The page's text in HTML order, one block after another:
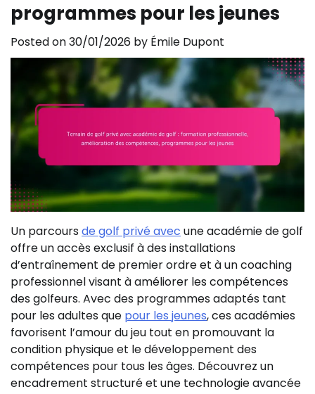
programmes pour les jeunes
Posted on30/01/2026 by Émile Dupont
Un parcoursde golf privé avec une académie de golf
offre un accès exclusif à des installations
d’entraînement de premier ordre et à un coaching
professionnel visant à améliorer les compétences
des golfeurs. Avec des programmes adaptés tant
pour les adultes que pour les jeunes, ces académies
favorisent l’amour du jeu tout en promouvant la
condition physique et le développement des
compétences pour tous les âges. Découvrez un
encadrement structuré et une technologie avancée